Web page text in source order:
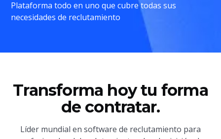
Plataforma todo en uno que cubre todas sus
necesidades de reclutamiento
Transforma hoy tu forma
de contratar.
Líder mundial en software de reclutamiento para